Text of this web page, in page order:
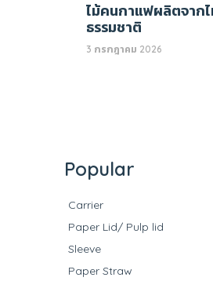
ไม้คนกาแฟผลิตจากไ
ธรรมชาติ
3 กรกฎาคม 2026
Popular
Carrier
Paper Lid/ Pulp lid
Sleeve
Paper Straw